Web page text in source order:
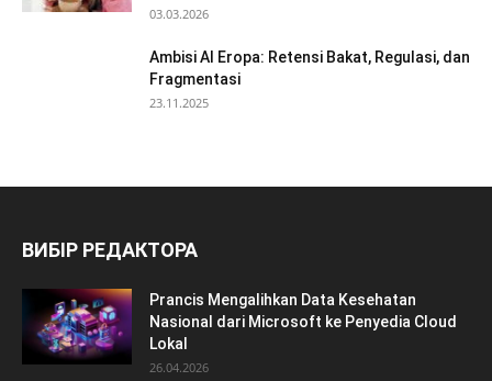
03.03.2026
Ambisi AI Eropa: Retensi Bakat, Regulasi, dan
Fragmentasi
23.11.2025
ВИБІР РЕДАКТОРА
Prancis Mengalihkan Data Kesehatan
Nasional dari Microsoft ke Penyedia Cloud
Lokal
26.04.2026